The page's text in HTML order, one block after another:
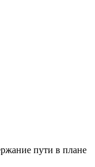
пути в плане